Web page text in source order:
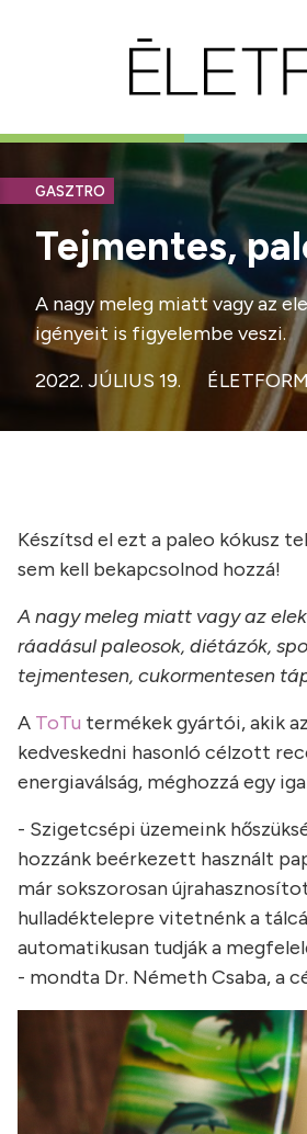
GASZTRO
Tejmentes,
A nagy meleg miatt vagy az
igényeit is figyelembe veszi.
2022. JÚLIUS 19.
Készítsd el ezt a paleo kókusz
sem kell bekapcsolnod hozzá!
A nagy meleg miatt vagy az
ráadásul paleosok, diétázók,
tejmentesen, cukormentesen
A ToTu termékek gyártói, akik
kedveskedni hasonló célzott
energiaválság, méghozzá egy
- Szigetcsépi üzemeink
hozzánk beérkezett használt
már sokszorosan
hulladéktelepre vitetnénk a
automatikusan tudják a
- mondta Dr. Németh Csaba, a